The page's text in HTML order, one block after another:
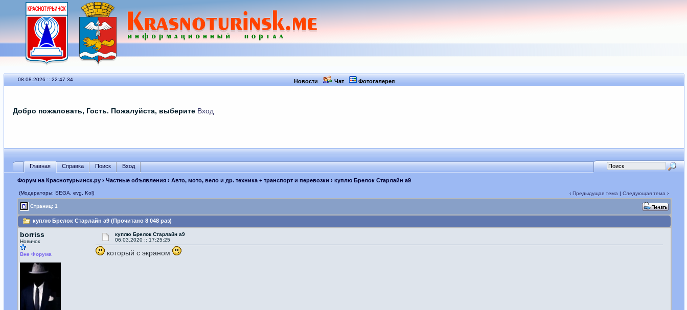
08.08.2026 :: 22:47:34 Новости Чат Фотогалерея
Добро пожаловать, Гость. Пожалуйста, выберите Вход
Главная Справка Поиск Вход
Форум на Краснотурьинск.ру› Частные объявления› Авто, мото, вело и др. техника + транспорт и перевозки › куплю Брелок Старлайн а9
(Модераторы: SEGА, evg, Kol) ‹Предыдущая тема |Следующая тема ›
Страниц: 1
куплю Брелок Старлайн а9 (Прочитано 8 048 раз)
borriss
Новичок
Вне Форума
куплю Брелок Старлайн а9
06.03.2020 :: 17:25:25
который с экраном